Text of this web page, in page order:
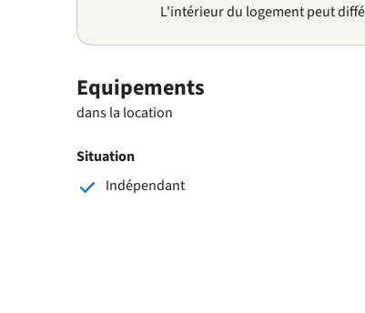
L'intérieur du logement peut
Equipements
dans la location
Situation
Indépendant